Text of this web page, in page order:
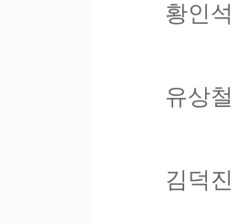
황인
유상
김덕